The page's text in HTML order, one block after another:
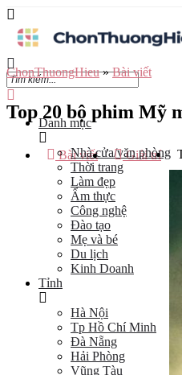
Danh mục
Nhà cửa/văn phòng
Thời trang
Làm đẹp
Ẩm thực
Công nghệ
Đào tạo
Mẹ và bé
Du lịch
Kinh Doanh
Tỉnh
Hà Nội
Tp Hồ Chí Minh
Đà Nẵng
Hải Phòng
Vũng Tàu
ChonThuongHieu»Bài viết
Top 20 bộ phim Mỹ
Bài viết Giải trí